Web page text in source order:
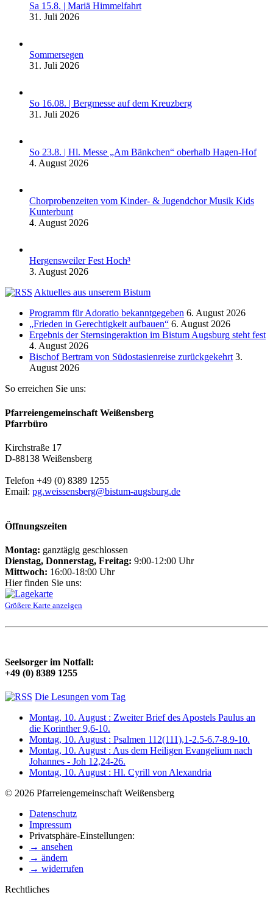
Sa 15.8. | Mariä Himmelfahrt
31. Juli 2026
Sommersegen
31. Juli 2026
So 16.08. | Bergmesse auf dem Kreuzberg
31. Juli 2026
So 23.8. | Hl. Messe „Am Bänkchen“ oberhalb Hagen-Hof
4. August 2026
Chorprobenzeiten vom Kinder- & Jugendchor Musik Kids
Kunterbunt
4. August 2026
Hergensweiler Fest Hoch³
3. August 2026
Aktuelles aus unserem Bistum
Programm für Adoratio bekanntgegeben 6. August 2026
„Frieden in Gerechtigkeit aufbauen“ 6. August 2026
Ergebnis der Sternsingeraktion im Bistum Augsburg steht fest
4. August 2026
Bischof Bertram von Südostasienreise zurückgekehrt 3.
August 2026
So erreichen Sie uns:
Pfarreiengemeinschaft Weißensberg
Pfarrbüro
Kirchstraße 17
D-88138 Weißensberg
Telefon +49 (0) 8389 1255
Email: pg.weissensberg@bistum-augsburg.de
Öffnungszeiten
Montag: ganztägig geschlossen
Dienstag, Donnerstag, Freitag: 9:00-12:00 Uhr
Mittwoch: 16:00-18:00 Uhr
Hier finden Sie uns:
Größere Karte anzeigen
Seelsorger im Notfall:
+49 (0) 8389 1255
Die Lesungen vom Tag
Montag, 10. August : Zweiter Brief des Apostels Paulus an
die Korinther 9,6-10.
Montag, 10. August : Psalmen 112(111),1-2.5-6.7-8.9-10.
Montag, 10. August : Aus dem Heiligen Evangelium nach
Johannes - Joh 12,24-26.
Montag, 10. August : Hl. Cyrill von Alexandria
© 2026 Pfarreiengemeinschaft Weißensberg
Datenschutz
Impressum
Privatsphäre-Einstellungen:
→ ansehen
→ ändern
→ widerrufen
Rechtliches